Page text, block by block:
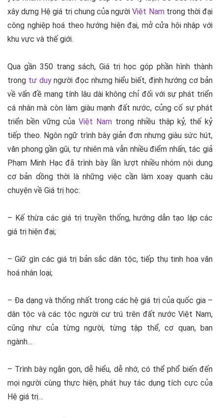
xây dựng Hệ giá trị chung của ngườiViệt Namtrong thời đại
công nghiệp hoá theo hướng hiện đại, mở cửa hội nhập với
khu vực và thế giới.
Qua gần 350 trang sách, Giá trị học góp phần hình thành
trong tư duyngười đọc nhưng hiểu biết, định hướng cơ bản
về vấn đề mang tính lâu dài không chỉ đối với sự phát triển
cá nhân mà còn làm giàu mạnh đất nước, củng cố sự phát
triển bền vững củaViệt Nam trong nhiều thập kỷ, thế kỷ
tiếp theo. Ngôn ngữ trình bày giản đơn nhưng giàu sức hút,
văn phong gần gũi, tự nhiên mà vẫn nhiều điểm nhấn, tác giả
Phạm Minh Hạc đã trình bày lần lượt nhiều nhóm nội dung
cơ bản dồng thời là những việc cần làm xoay quanh câu
chuyện về Giá trị học:
– Kế thừa các giá trị truyền thống, hướng dẫn tạo lập các
giá trị hiện đại;
– Giữ gìn các giá trị bản sắc dân tộc, tiếp thụ tinh hoa văn
hoá nhân loại;
– Đa dạng và thống nhất trong các hệ giá trị của quốc gia –
dân tộc và các tộc người cư trú trên đất nước Việt Nam,
cũng như của từng người, từng tập thể, cơ quan, ban
ngành…
– Trình bày ngắn gọn, dễ hiểu, dễ nhớ, có thể phổ biến đến
mọi người cùng thực hiện, phát huy tác dụng tích cực của
Hệ giá trị…